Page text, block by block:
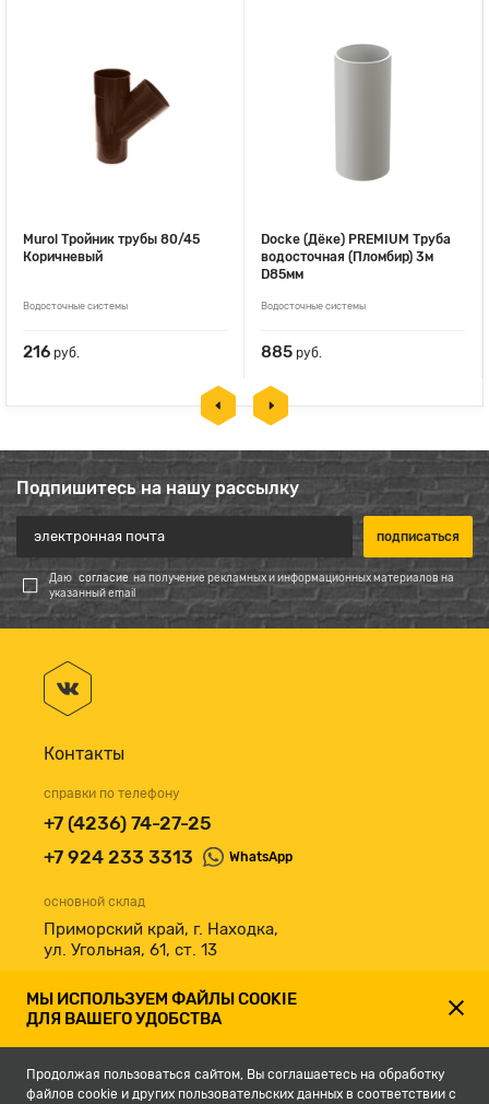
Murol Тройник трубы 80/45
Коричневый
Водосточные системы
216 руб.
Docke (Дёке) PREMIUM Труба
водосточная (Пломбир) 3м
D85мм
Водосточные системы
885 руб.
Подпишитесь на нашу рассылку
Даю согласие на получение рекламных и информационных материалов на
указанный email
Контакты
справки по телефону
+7 (4236) 74-27-25
+7 924 233 3313
WhatsApp
основной склад
Приморский край, г. Находка,
ул. Угольная, 61, ст. 13
принимаем к оплате
МЫ ИСПОЛЬЗУЕМ ФАЙЛЫ COOKIE
ДЛЯ ВАШЕГО УДОБСТВА
Продолжая пользоваться сайтом, Вы соглашаетесь на обработку
файлов cookie и других пользовательских данных в соответствии с